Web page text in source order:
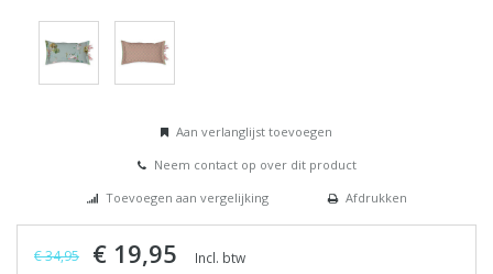
Aan verlanglijst toevoegen
Neem contact op over dit product
Toevoegen aan vergelijking
Afdrukken
€ 34,95 € 19,95 Incl. btw